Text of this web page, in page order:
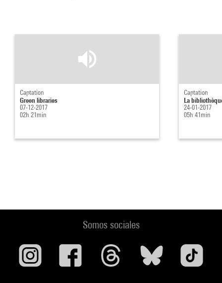
Captation
Green libraries
07-12-2017
02h 21min
Captation
La
24-01-2017
05h 41min
Somos sociales